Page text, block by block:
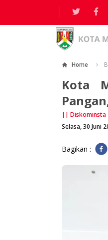
Home
Kota
|| Diskominsta
Selasa, 30 Juni
Bagikan :